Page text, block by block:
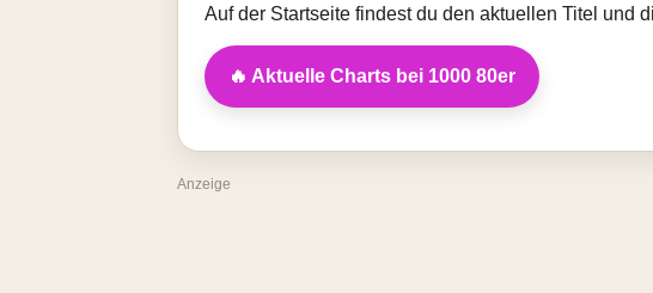
Auf der Startseite findest du den aktuellen Titel und
🔥 Aktuelle Charts bei 1000 80er
Anzeige